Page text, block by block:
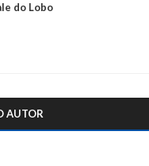
do Lobo
AUTOR